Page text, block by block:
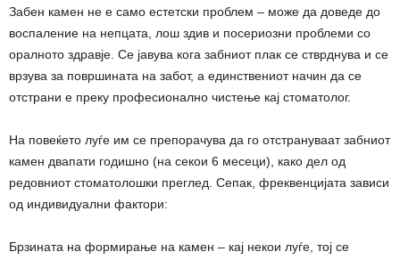
Забен камен не е само естетски проблем – може да доведе до
воспаление на непцата, лош здив и посериозни проблеми со
оралното здравје. Се јавува кога забниот плак се стврднува и се
врзува за површината на забот, а единствениот начин да се
отстрани е преку професионално чистење кај стоматолог.
На повеќето луѓе им се препорачува да го отстрануваат забниот
камен двапати годишно (на секои 6 месеци), како дел од
редовниот стоматолошки преглед. Сепак, фреквенцијата зависи
од индивидуални фактори:
Брзината на формирање на камен – кај некои луѓе, тој се